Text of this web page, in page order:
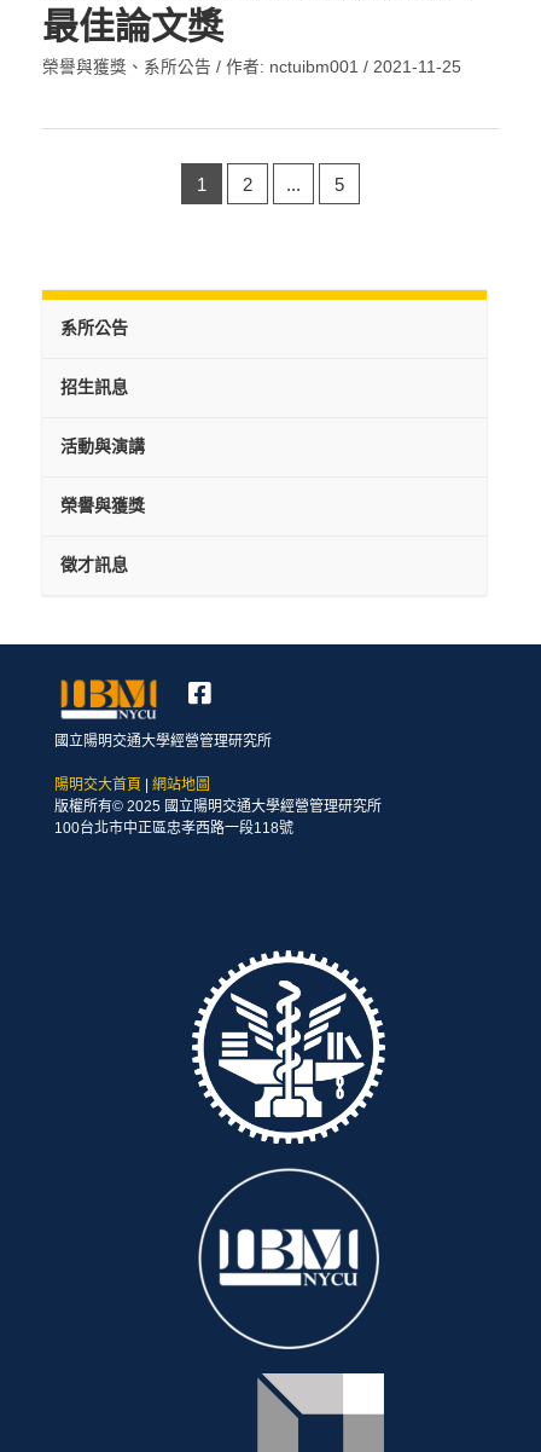
系所公告
招生訊息
活動與演講
榮譽與獲獎
徵才訊息
最佳論文獎
榮譽與獲獎 、 系所公告 / 作者: nctuibm001 / 2021-11-25
1 2 ... 5
國立陽明交通大學經營管理研究所
陽明交大首頁 | 網站地圖
版權所有© 2025 國立陽明交通大學經營管理研究所
100台北市中正區忠孝西路一段118號